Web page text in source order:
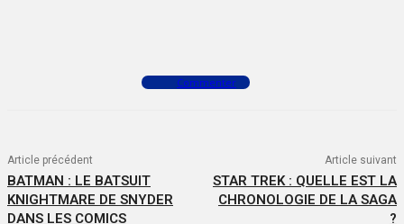
Commenter
Article précédent
BATMAN : LE BATSUIT
KNIGHTMARE DE SNYDER
DANS LES COMICS
Article suivant
STAR TREK : QUELLE EST LA
CHRONOLOGIE DE LA SAGA
?